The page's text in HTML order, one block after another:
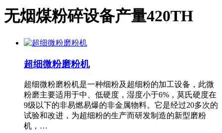
无烟煤粉碎设备产量420TH
超细微粉磨粉机
超细微粉磨粉机是一种细粉及超细粉的加工设备，此微
粉磨主要适用于中、低硬度，湿度小于6%，莫氏硬度在
9级以下的非易燃易爆的非金属物料。它是经过20多次的
试验和改进，为超细粉的生产而研发制造的新型磨粉
机，…